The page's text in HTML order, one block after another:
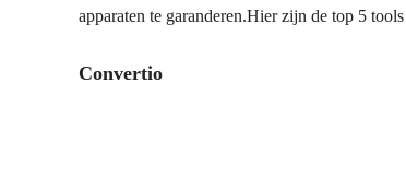
apparaten te garanderen.Hier zijn de top 5
Convertio